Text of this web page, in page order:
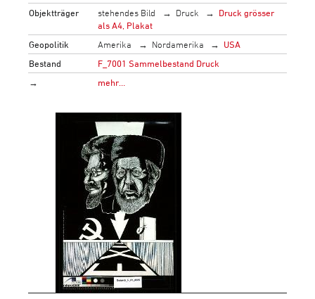
Objektträger
stehendes Bild Druck
Druck grösser
als A4, Plakat
Geopolitik
Amerika Nordamerika
USA
Bestand
F_7001 Sammelbestand Druck
→
mehr…